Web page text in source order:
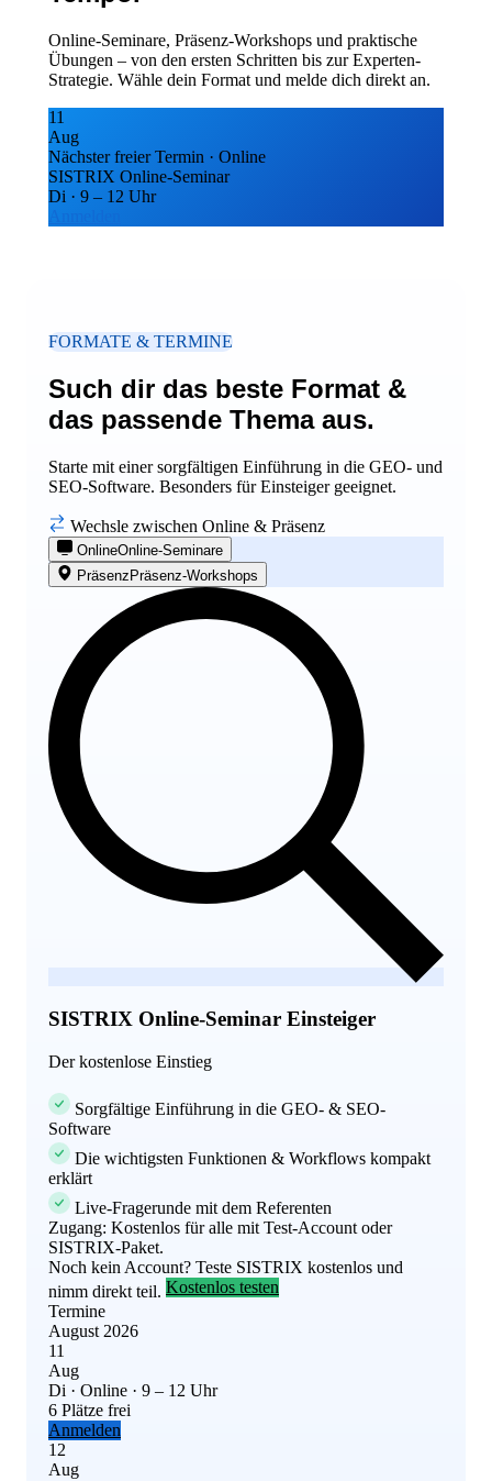
Online-Seminare, Präsenz-Workshops und praktische
Übungen – von den ersten Schritten bis zur Experten-
Strategie. Wähle dein Format und melde dich direkt an.
11
Aug
Nächster freier Termin · Online
SISTRIX Online-Seminar
Di · 9 – 12 Uhr
FORMATE & TERMINE
Such dir das beste Format &
das passende Thema aus.
Starte mit einer sorgfältigen Einführung in die GEO- und
SEO-Software. Besonders für Einsteiger geeignet.
Wechsle zwischen Online & Präsenz
OnlineOnline-Seminare
PräsenzPräsenz-Workshops
SISTRIX Online-Seminar Einsteiger
Der kostenlose Einstieg
Sorgfältige Einführung in die GEO- & SEO-
Software
Die wichtigsten Funktionen & Workflows kompakt
erklärt
Live-Fragerunde mit dem Referenten
Zugang: Kostenlos für alle mit Test-Account oder
SISTRIX-Paket.
Noch kein Account? Teste SISTRIX kostenlos und
nimm direkt teil. Kostenlos testen
Termine
August 2026
11
Aug
Di · Online · 9 – 12 Uhr
6 Plätze frei
Anmelden
12
Aug